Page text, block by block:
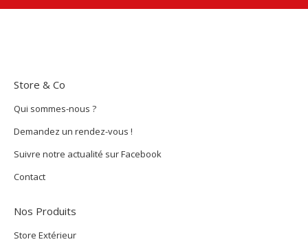
Store & Co
Qui sommes-nous ?
Demandez un rendez-vous !
Suivre notre actualité sur Facebook
Contact
Nos Produits
Store Extérieur